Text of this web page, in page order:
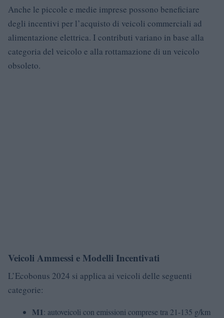
Anche le piccole e medie imprese possono beneficiare
degli incentivi per l’acquisto di veicoli commerciali ad
alimentazione elettrica. I contributi variano in base alla
categoria del veicolo e alla rottamazione di un veicolo
obsoleto.
Veicoli Ammessi e Modelli Incentivati
L’Ecobonus 2024 si applica ai veicoli delle seguenti
categorie:
M1: autoveicoli con emissioni comprese tra 21-135 g/km